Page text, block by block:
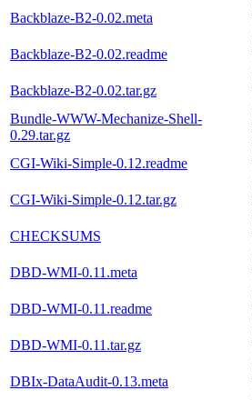
Backblaze-B2-0.02.meta
Backblaze-B2-0.02.readme
Backblaze-B2-0.02.tar.gz
Bundle-WWW-Mechanize-Shell-
0.29.tar.gz
CGI-Wiki-Simple-0.12.readme
CGI-Wiki-Simple-0.12.tar.gz
CHECKSUMS
DBD-WMI-0.11.meta
DBD-WMI-0.11.readme
DBD-WMI-0.11.tar.gz
DBIx-DataAudit-0.13.meta